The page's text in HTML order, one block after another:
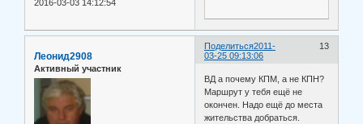
2016-03-03 14:12:54
Поделиться 13
2011-
03-25 09:13:06
Леонид2908
Активный участник
ВД а почему КПМ, а не КПН?
Маршрут у тебя ещё не
окончен. Надо ещё до места
жительства добраться.